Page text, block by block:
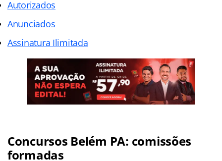
Autorizados
Anunciados
Assinatura Ilimitada
Concursos Belém PA: comissões
formadas